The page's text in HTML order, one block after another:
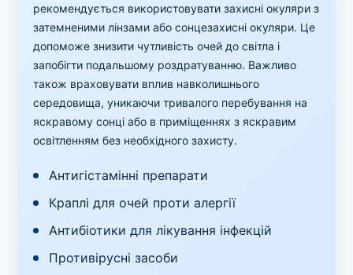
рекомендується використовувати захисні окуляри з
затемненими лінзами або сонцезахисні окуляри. Це
допоможе знизити чутливість очей до світла і
запобігти подальшому роздратуванню. Важливо
також враховувати вплив навколишнього
середовища, уникаючи тривалого перебування на
яскравому сонці або в приміщеннях з яскравим
освітленням без необхідного захисту.
Антигістамінні препарати
Краплі для очей проти алергії
Антибіотики для лікування інфекцій
Противірусні засоби